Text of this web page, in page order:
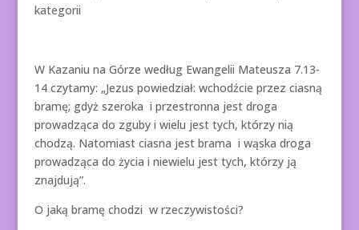
kategorii
W Kazaniu na Górze według Ewangelii Mateusza 7.13-
14 czytamy: „Jezus powiedział: wchodźcie przez ciasną
bramę; gdyż szeroka i przestronna jest droga
prowadząca do zguby i wielu jest tych, którzy nią
chodzą. Natomiast ciasna jest brama i wąska droga
prowadząca do życia i niewielu jest tych, którzy ją
znajdują”.
O jaką bramę chodzi w rzeczywistości?